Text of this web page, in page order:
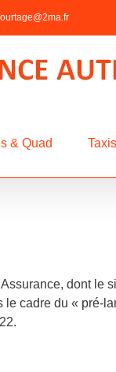
& Quad
Assurance, dont
le cadre du « pré-